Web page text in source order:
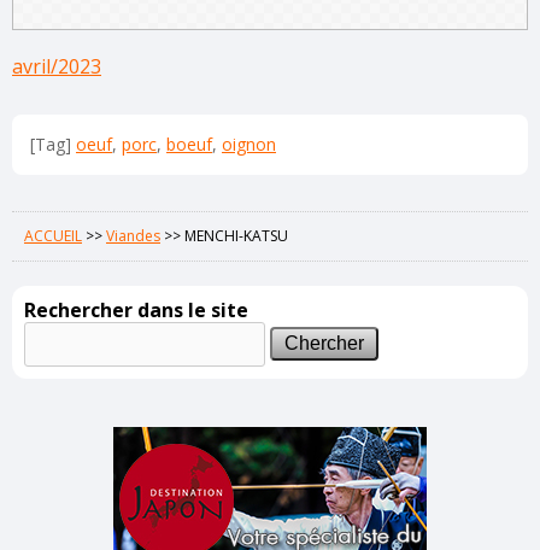
avril/2023
[Tag] oeuf, porc, boeuf, oignon
ACCUEIL >>Viandes >>MENCHI-KATSU
Rechercher dans le site